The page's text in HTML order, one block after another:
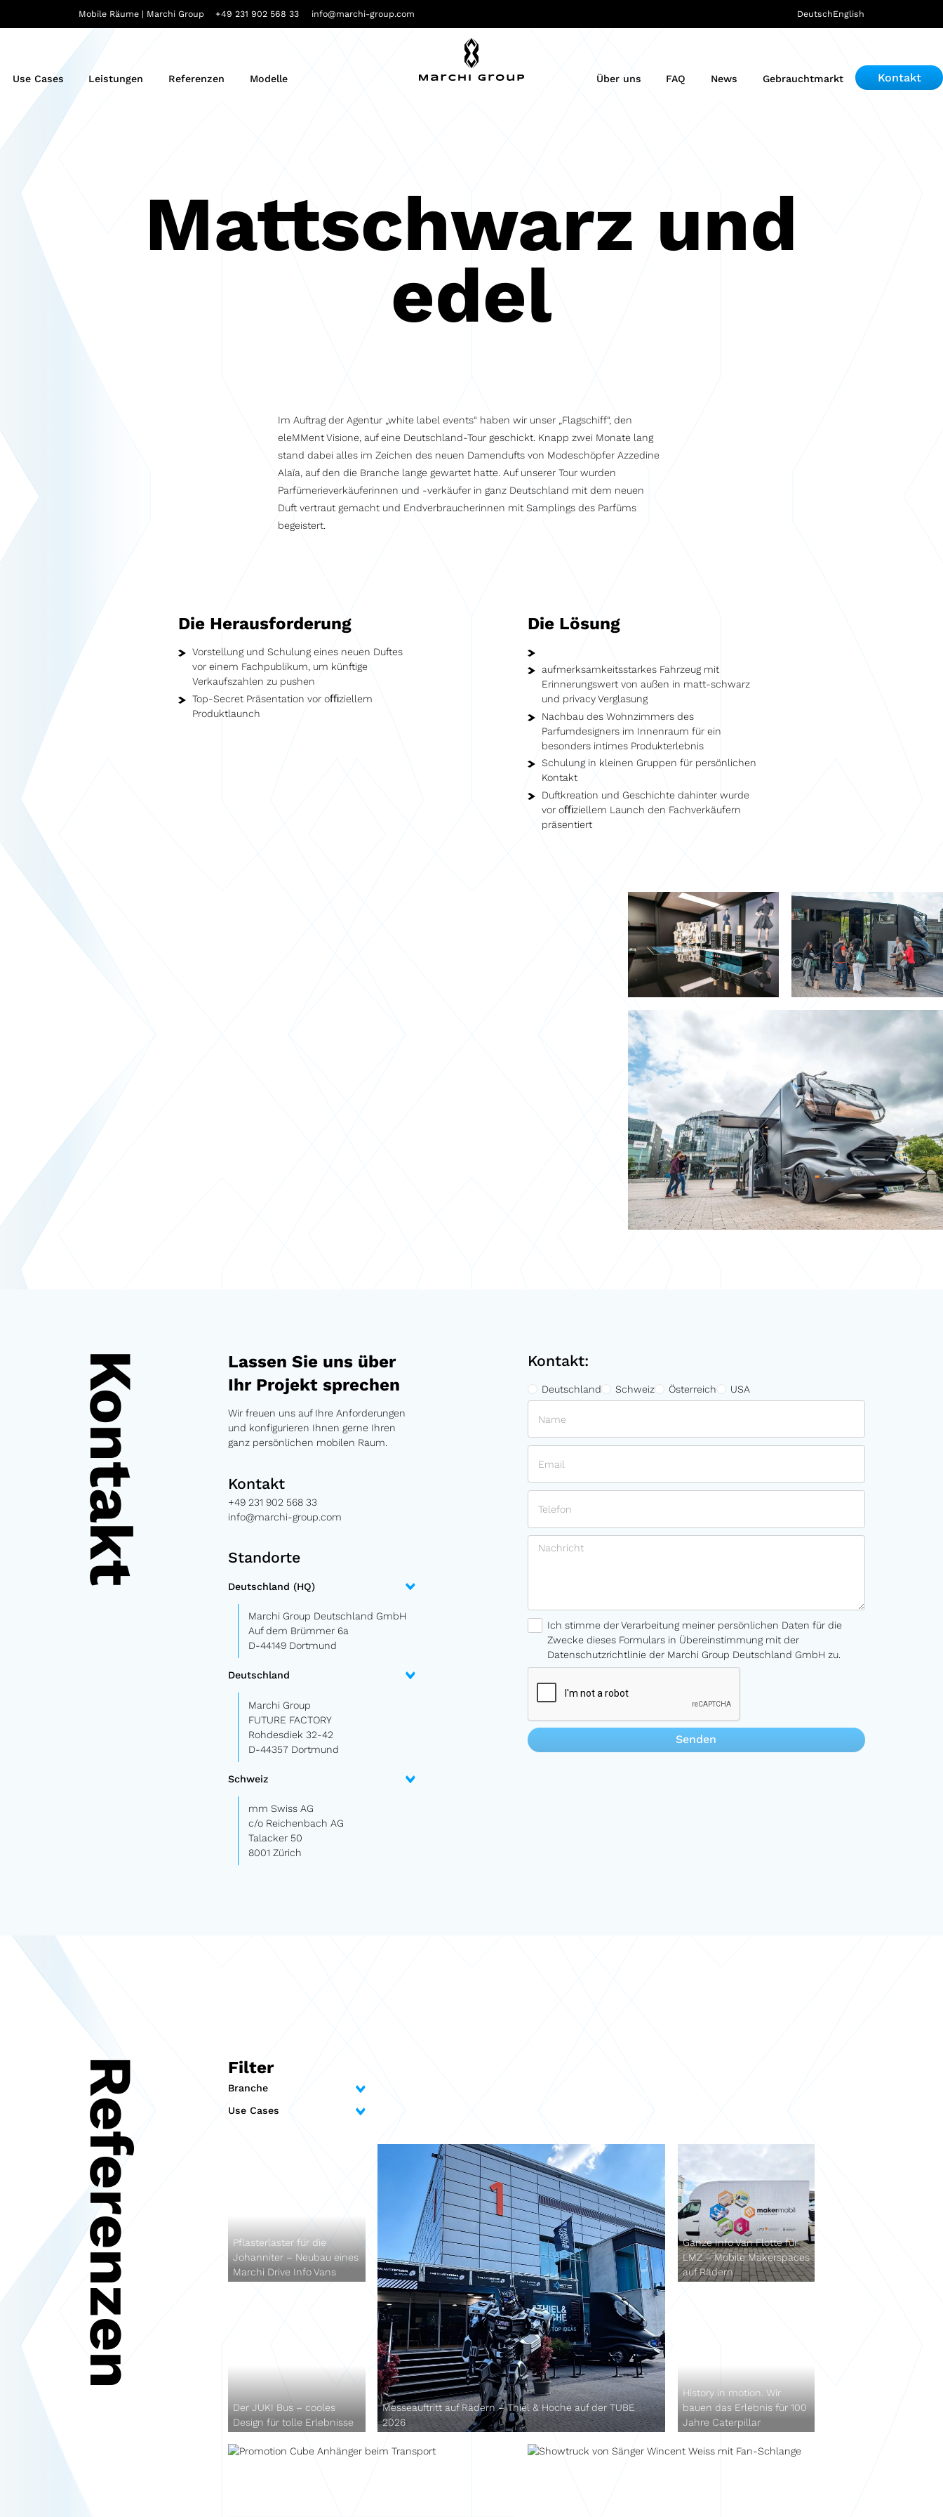
Mobile Räume | Marchi Group+49 231 902 568 33 info@marchi-group.com DeutschEnglish
Use Cases Leistungen Referenzen Modelle Über uns FAQ News Gebrauchtmarkt Kontakt
Mattschwarz und
edel
Im Auftrag der Agentur „white label events“ haben wir unser „Flagschiff“, den
eleMMent Visione, auf eine Deutschland-Tour geschickt. Knapp zwei Monate lang
stand dabei alles im Zeichen des neuen Damendufts von Modeschöpfer Azzedine
Alaïa, auf den die Branche lange gewartet hatte. Auf unserer Tour wurden
Parfümerieverkäuferinnen und -verkäufer in ganz Deutschland mit dem neuen
Duft vertraut gemacht und Endverbraucherinnen mit Samplings des Parfüms
begeistert.
Die Herausforderung
Vorstellung und Schulung eines neuen Duftes
vor einem Fachpublikum, um künftige
Verkaufszahlen zu pushen
Top-Secret Präsentation vor oﬃziellem
Produktlaunch
Die Lösung
aufmerksamkeitsstarkes Fahrzeug mit
Erinnerungswert von außen in matt-schwarz
und privacy Verglasung
Nachbau des Wohnzimmers des
Parfumdesigners im Innenraum für ein
besonders intimes Produkterlebnis
Schulung in kleinen Gruppen für persönlichen
Kontakt
Duftkreation und Geschichte dahinter wurde
vor oﬃziellem Launch den Fachverkäufern
präsentiert
Kontakt
Lassen Sie uns über
Ihr Projekt sprechen
Wir freuen uns auf Ihre Anforderungen
und konfigurieren Ihnen gerne Ihren
ganz persönlichen mobilen Raum.
Kontakt
+49 231 902 568 33
info@marchi-group.com
Standorte
Deutschland (HQ)
Marchi Group Deutschland GmbH
Auf dem Brümmer 6a
D-44149 Dortmund
Deutschland
Marchi Group
FUTURE FACTORY
Rohdesdiek 32-42
D-44357 Dortmund
Schweiz
mm Swiss AG
c/o Reichenbach AG
Talacker 50
8001 Zürich
Kontakt:
Deutschland Schweiz Österreich USA
Ich stimme der Verarbeitung meiner persönlichen Daten für die
Zwecke dieses Formulars in Übereinstimmung mit der
Datenschutzrichtlinie der Marchi Group Deutschland GmbH zu.
Referenzen Filter
Branche
Automotive Fashion & Retail
Finance & Insurance
Food & Beverage
Industrial
Luxury Goods
Sports
Tourism
TV & Media
Use Cases
Roadshow Mobiles Labor
Pflasterlaster für die
Johanniter – Neubau eines
Marchi Drive Info Vans
Messeauftritt auf Rädern – Thiel & Hoche auf der TUBE
2026
Ganze Info Van Flotte für
LMZ – Mobile Makerspaces
auf Rädern
Der JUKI Bus – cooles
Design für tolle Erlebnisse
History in motion. Wir
bauen das Erlebnis für 100
Jahre Caterpillar